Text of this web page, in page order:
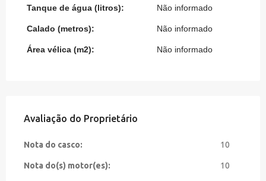
Tanque de água (litros): Não informado
Calado (metros): Não informado
Área vélica (m2): Não informado
Avaliação do Proprietário
Nota do casco: 10
Nota do(s) motor(es): 10